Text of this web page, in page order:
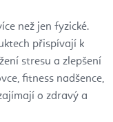
než jen fyzické.
přispívají k
stresu a zlepšení
fitness nadšence,
o zdravý a